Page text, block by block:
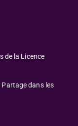
de la Licence
dans les